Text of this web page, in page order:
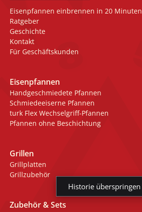
Historie überspringen
Eisenpfannen einbrennen in 20 Minuten
Ratgeber
Geschichte
Kontakt
Für Geschäftskunden
Eisenpfannen
Handgeschmiedete Pfannen
Schmiedeeiserne Pfannen
turk Flex Wechselgriff-Pfannen
Pfannen ohne Beschichtung
Grillen
Grillplatten
Grillzubehör
Zubehör & Sets